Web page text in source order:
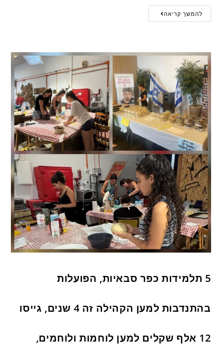
להמשך קריאה
5 תלמידות כפר סבאיות, הפועלות
בהתנדבות למען הקהילה זה 4 שנים, גייסו
12 אלף שקלים למען לוחמות ולוחמים,